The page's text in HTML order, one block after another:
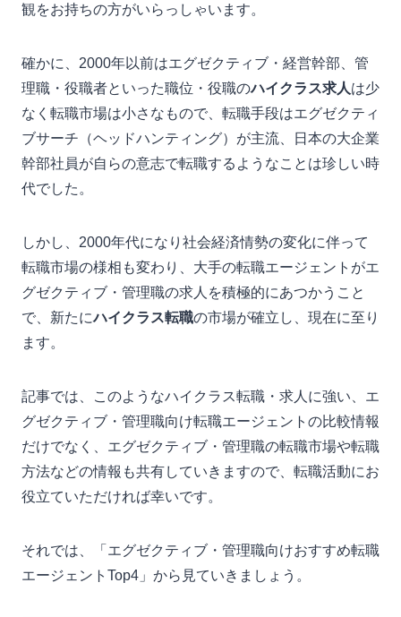
観をお持ちの方がいらっしゃいます。
確かに、2000年以前はエグゼクティブ・経営幹部、管
理職・役職者といった職位・役職のハイクラス求人は少
なく転職市場は小さなもので、転職手段はエグゼクティ
ブサーチ（ヘッドハンティング）が主流、日本の大企業
幹部社員が自らの意志で転職するようなことは珍しい時
代でした。
しかし、2000年代になり社会経済情勢の変化に伴って
転職市場の様相も変わり、大手の転職エージェントがエ
グゼクティブ・管理職の求人を積極的にあつかうこと
で、新たにハイクラス転職の市場が確立し、現在に至り
ます。
記事では、このようなハイクラス転職・求人に強い、エ
グゼクティブ・管理職向け転職エージェントの比較情報
だけでなく、エグゼクティブ・管理職の転職市場や転職
方法などの情報も共有していきますので、転職活動にお
役立ていただければ幸いです。
それでは、「エグゼクティブ・管理職向けおすすめ転職
エージェントTop4」から見ていきましょう。